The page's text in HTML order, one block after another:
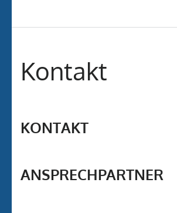
Kontakt
KONTAKT
ANSPRECHPARTNER